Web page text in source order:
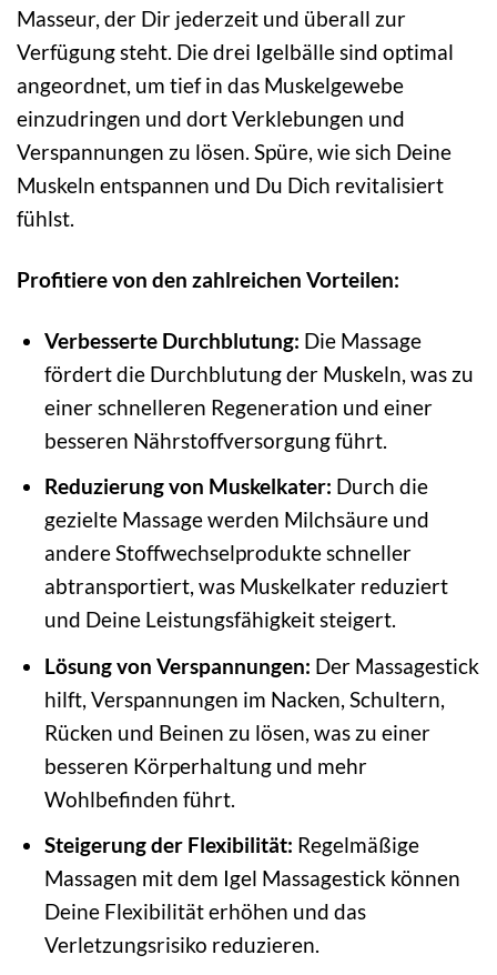
Masseur, der Dir jederzeit und überall zur
Verfügung steht. Die drei Igelbälle sind optimal
angeordnet, um tief in das Muskelgewebe
einzudringen und dort Verklebungen und
Verspannungen zu lösen. Spüre, wie sich Deine
Muskeln entspannen und Du Dich revitalisiert
fühlst.
Profitiere von den zahlreichen Vorteilen:
Verbesserte Durchblutung: Die Massage
fördert die Durchblutung der Muskeln, was zu
einer schnelleren Regeneration und einer
besseren Nährstoffversorgung führt.
Reduzierung von Muskelkater: Durch die
gezielte Massage werden Milchsäure und
andere Stoffwechselprodukte schneller
abtransportiert, was Muskelkater reduziert
und Deine Leistungsfähigkeit steigert.
Lösung von Verspannungen: Der Massagestick
hilft, Verspannungen im Nacken, Schultern,
Rücken und Beinen zu lösen, was zu einer
besseren Körperhaltung und mehr
Wohlbefinden führt.
Steigerung der Flexibilität: Regelmäßige
Massagen mit dem Igel Massagestick können
Deine Flexibilität erhöhen und das
Verletzungsrisiko reduzieren.